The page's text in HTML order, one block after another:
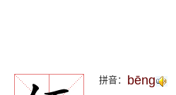
拼音： bēng